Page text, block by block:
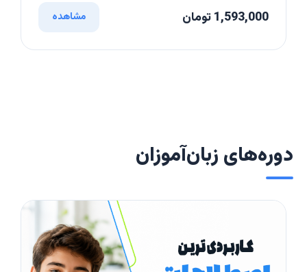
1,593,000 تومان مشاهده
دوره‌های زبان‌آموزان